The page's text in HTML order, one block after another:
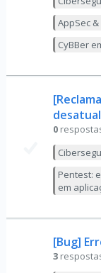
AppSec
CyBBer
0
Pentest:
em
[Bug]
3